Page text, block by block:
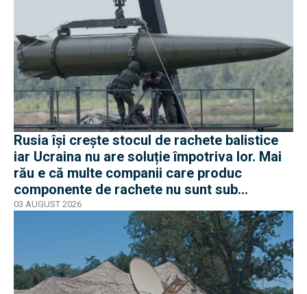
Rusia își crește stocul de rachete balistice
iar Ucraina nu are soluție împotriva lor. Mai
rău e că multe companii care produc
componente de rachete nu sunt sub
sancțiuni în Occident
03 AUGUST 2026